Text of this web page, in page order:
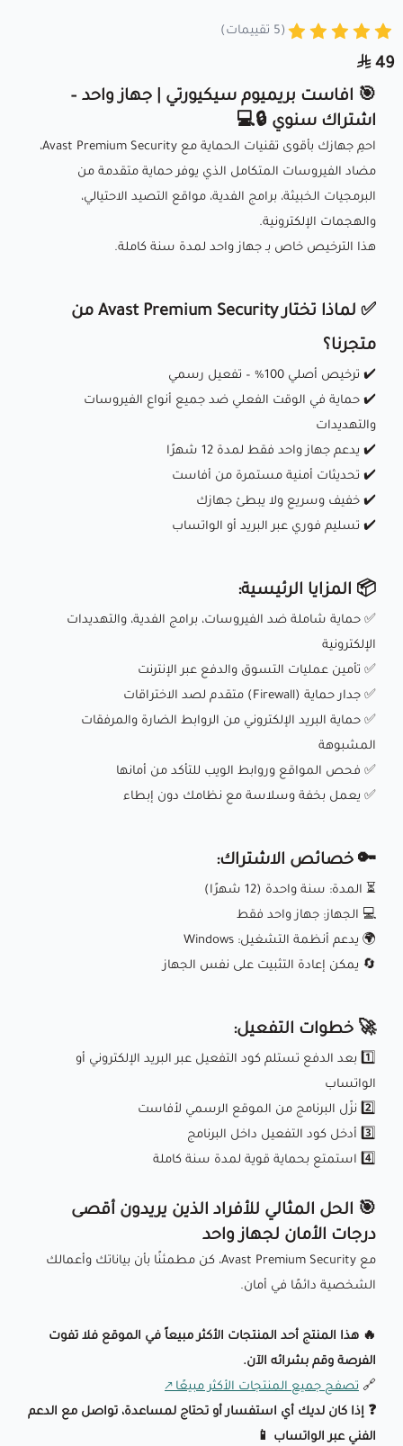
(5 تقييمات)
49
🎯 افاست بريميوم سيكيورتي | جهاز واحد –
اشتراك سنوي 🔒💻
احمِ جهازك بأقوى تقنيات الحماية مع Avast Premium Security،
مضاد الفيروسات المتكامل الذي يوفر حماية متقدمة من
البرمجيات الخبيثة، برامج الفدية، مواقع التصيد الاحتيالي،
والهجمات الإلكترونية.
هذا الترخيص خاص بـ جهاز واحد لمدة سنة كاملة.
✅ لماذا تختار Avast Premium Security من
متجرنا؟
✔️ ترخيص أصلي 100% – تفعيل رسمي
✔️ حماية في الوقت الفعلي ضد جميع أنواع الفيروسات
والتهديدات
✔️ يدعم جهاز واحد فقط لمدة 12 شهرًا
✔️ تحديثات أمنية مستمرة من أفاست
✔️ خفيف وسريع ولا يبطئ جهازك
✔️ تسليم فوري عبر البريد أو الواتساب
📦 المزايا الرئيسية:
✅ حماية شاملة ضد الفيروسات، برامج الفدية، والتهديدات
الإلكترونية
✅ تأمين عمليات التسوق والدفع عبر الإنترنت
✅ جدار حماية (Firewall) متقدم لصد الاختراقات
✅ حماية البريد الإلكتروني من الروابط الضارة والمرفقات
المشبوهة
✅ فحص المواقع وروابط الويب للتأكد من أمانها
✅ يعمل بخفة وسلاسة مع نظامك دون إبطاء
🔑 خصائص الاشتراك:
⏳ المدة: سنة واحدة (12 شهرًا)
💻 الجهاز: جهاز واحد فقط
🌍 يدعم أنظمة التشغيل: Windows
🔄 يمكن إعادة التثبيت على نفس الجهاز
🚀 خطوات التفعيل:
1️⃣ بعد الدفع تستلم كود التفعيل عبر البريد الإلكتروني أو
الواتساب
2️⃣ نزّل البرنامج من الموقع الرسمي لأفاست
3️⃣ أدخل كود التفعيل داخل البرنامج
4️⃣ استمتع بحماية قوية لمدة سنة كاملة
🎯 الحل المثالي للأفراد الذين يريدون أقصى
درجات الأمان لجهاز واحد
مع Avast Premium Security، كن مطمئنًا بأن بياناتك وأعمالك
الشخصية دائمًا في أمان.
🔥 هذا المنتج أحد المنتجات الأكثر مبيعاً في الموقع فلا تفوت
الفرصة وقم بشرائه الآن.
🔗 تصفح جميع المنتجات الأكثر مبيعًا
❓ إذا كان لديك أي استفسار أو تحتاج لمساعدة، تواصل مع الدعم
الفني عبر الواتساب 📱